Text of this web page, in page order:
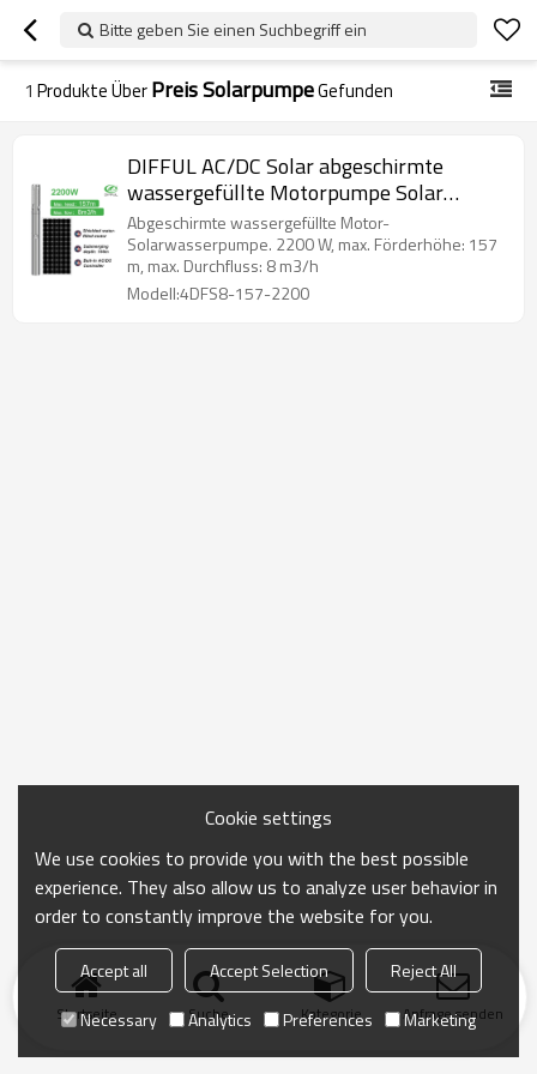
Bitte geben Sie einen Suchbegriff ein
1 Produkte ÜberPreis SolarpumpeGefunden
DIFFUL AC/DC Solar abgeschirmte
wassergefüllte Motorpumpe Solar
Tauchpumpe mit S/S ImpellerSolar
Power Wasserpumpe
Abgeschirmte wassergefüllte Motor-
Solarwasserpumpe. 2200 W, max. Förderhöhe: 157
m, max. Durchfluss: 8 m3/h
Modell:4DFS8-157-2200
Startseite Suche Kategorie Anfrage senden
Cookie settings
We use cookies to provide you with the best possible
experience. They also allow us to analyze user behavior in
order to constantly improve the website for you.
Accept all Accept Selection
Reject All
Necessary
Analytics Preferences Marketing